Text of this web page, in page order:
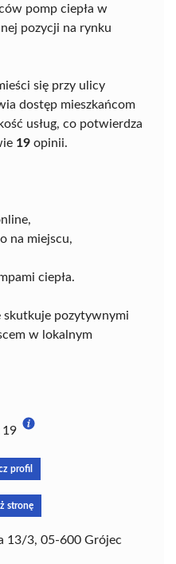
pomp ciepła w
pozycji na rynku
się przy ulicy
dostęp mieszkańcom
usług, co potwierdza
19 opinii.
na miejscu,
ciepła.
skutkuje pozytywnymi
w lokalnym
19
profil
stronę
13/3, 05-600 Grójec